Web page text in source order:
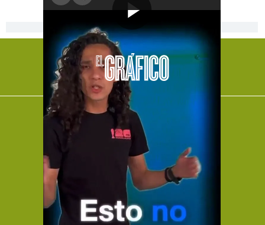
[Publicidad]
El Universal
Vive USA
Clase
De 10 sports